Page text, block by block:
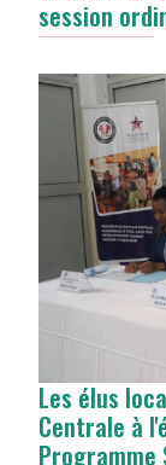
session
Les élus
Centrale à
Programme